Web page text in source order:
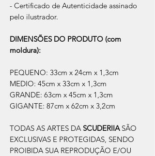
- Certificado de Autenticidade assinado
pelo ilustrador.
DIMENSÕES DO PRODUTO (com
moldura):
PEQUENO: 33cm x 24cm x 1,3cm
MEDIO: 45cm x 33cm x 1,3cm
GRANDE: 63cm x 45cm x 1,3cm
GIGANTE: 87cm x 62cm x 3,2cm
TODAS AS ARTES DA SCUDERIIA SÃO
EXCLUSIVAS E PROTEGIDAS, SENDO
PROIBIDA SUA REPRODUÇÃO E/OU